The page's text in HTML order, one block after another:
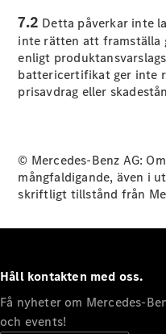
Konfigurator
Mercedes-
Benz Online
Store
Konfigurator
Mercedes-Benz
7.2 Detta påverkar inte
inte rätten att framställa
enligt
battericertifikat ger inte
prisavdrag eller
© Mercedes-Benz AG:
mångfaldigande, även i
skriftligt tillstånd från
Håll kontakten med oss.
Få nyheter om Mercedes-
och events!